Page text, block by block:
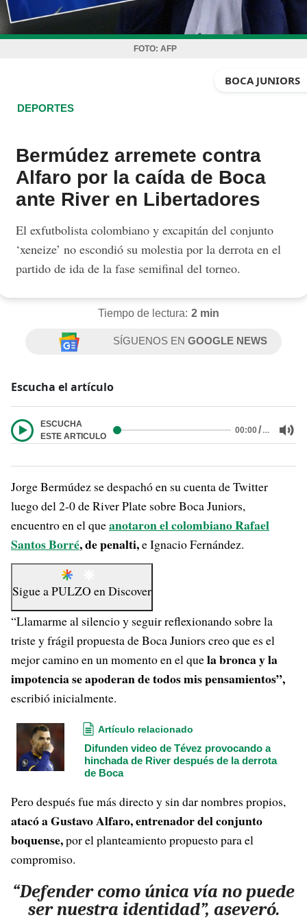
FOTO: AFP
BOCA JUNIORS
DEPORTES
Bermúdez arremete contra
Alfaro por la caída de Boca
ante River en Libertadores
El exfutbolista colombiano y excapitán del conjunto
‘xeneize’ no escondió su molestia por la derrota en el
partido de ida de la fase semifinal del torneo.
Tiempo de lectura: 2 min
SÍGUENOS ENGOOGLE NEWS
Escucha el artículo
ESCUCHA
ESTE ARTICULO
00:00/…
Jorge Bermúdez se despachó en su cuenta de Twitter
luego del 2-0 de River Plate sobre Boca Juniors,
encuentro en el queanotaron el colombiano Rafael
Santos Borré, de penalti,e Ignacio Fernández.
Sigue aPULZO enDiscover
“Llamarme al silencio y seguir reflexionando sobre la
triste y frágil propuesta de Boca Juniors creo que es el
mejor camino en un momento en el quela bronca y la
impotencia se apoderan de todos mis pensamientos”,
escribió inicialmente.
Artículo relacionado
Difunden video de Tévez provocando a
hinchada de River después de la derrota
de Boca
Pero después fue más directo y sin dar nombres propios,
atacó a Gustavo Alfaro, entrenador del conjunto
boquense,por el planteamiento propuesto para el
compromiso.
“Defender como única vía no puede
ser nuestra identidad”, aseveró.